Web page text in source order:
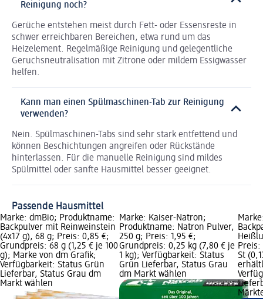
Reinigung noch?
Gerüche entstehen meist durch Fett- oder Essensreste in
schwer erreichbaren Bereichen, etwa rund um das
Heizelement. Regelmäßige Reinigung und gelegentliche
Geruchsneutralisation mit Zitrone oder mildem Essigwasser
helfen.
Kann man einen Spülmaschinen-Tab zur Reinigung
verwenden?
Nein. Spülmaschinen-Tabs sind sehr stark entfettend und
können Beschichtungen angreifen oder Rückstände
hinterlassen. Für die manuelle Reinigung sind mildes
Spülmittel oder sanfte Hausmittel besser geeignet.
Passende Hausmittel
Marke: dmBio; Produktname:
Backpulver mit Reinweinstein
(4x17 g), 68 g; Preis: 0,85 €;
Grundpreis: 68 g (1,25 € je 100
g); Marke von dm Grafik;
Verfügbarkeit: Status Grün
Lieferbar, Status Grau dm
Markt wählen
Marke: Kaiser-Natron;
Produktname: Natron Pulver,
250 g; Preis: 1,95 €;
Grundpreis: 0,25 kg (7,80 € je
1 kg); Verfügbarkeit: Status
Grün Lieferbar, Status Grau
dm Markt wählen
Preis:
St